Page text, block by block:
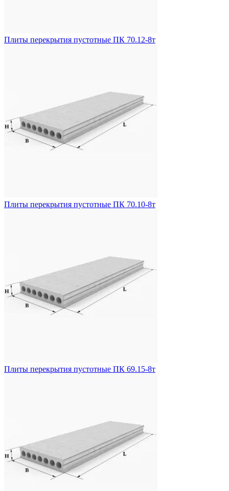
Плиты перекрытия пустотные ПК 70.12-8т
Плиты перекрытия пустотные ПК 70.10-8т
Плиты перекрытия пустотные ПК 69.15-8т